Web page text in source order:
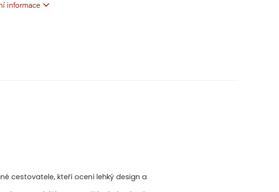
informace
cestovatele, kteří ocení lehký design a